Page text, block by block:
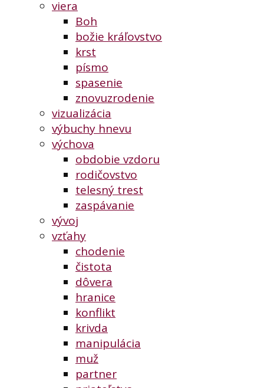
viera
Boh
božie kráľovstvo
krst
písmo
spasenie
znovuzrodenie
vizualizácia
výbuchy hnevu
výchova
obdobie vzdoru
rodičovstvo
telesný trest
zaspávanie
vývoj
vzťahy
chodenie
čistota
dôvera
hranice
konflikt
krivda
manipulácia
muž
partner